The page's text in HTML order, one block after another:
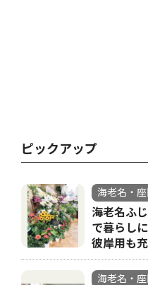
ピックアップ
海老名・
海老名ふ
で暮らし
彼岸用も
海老名・